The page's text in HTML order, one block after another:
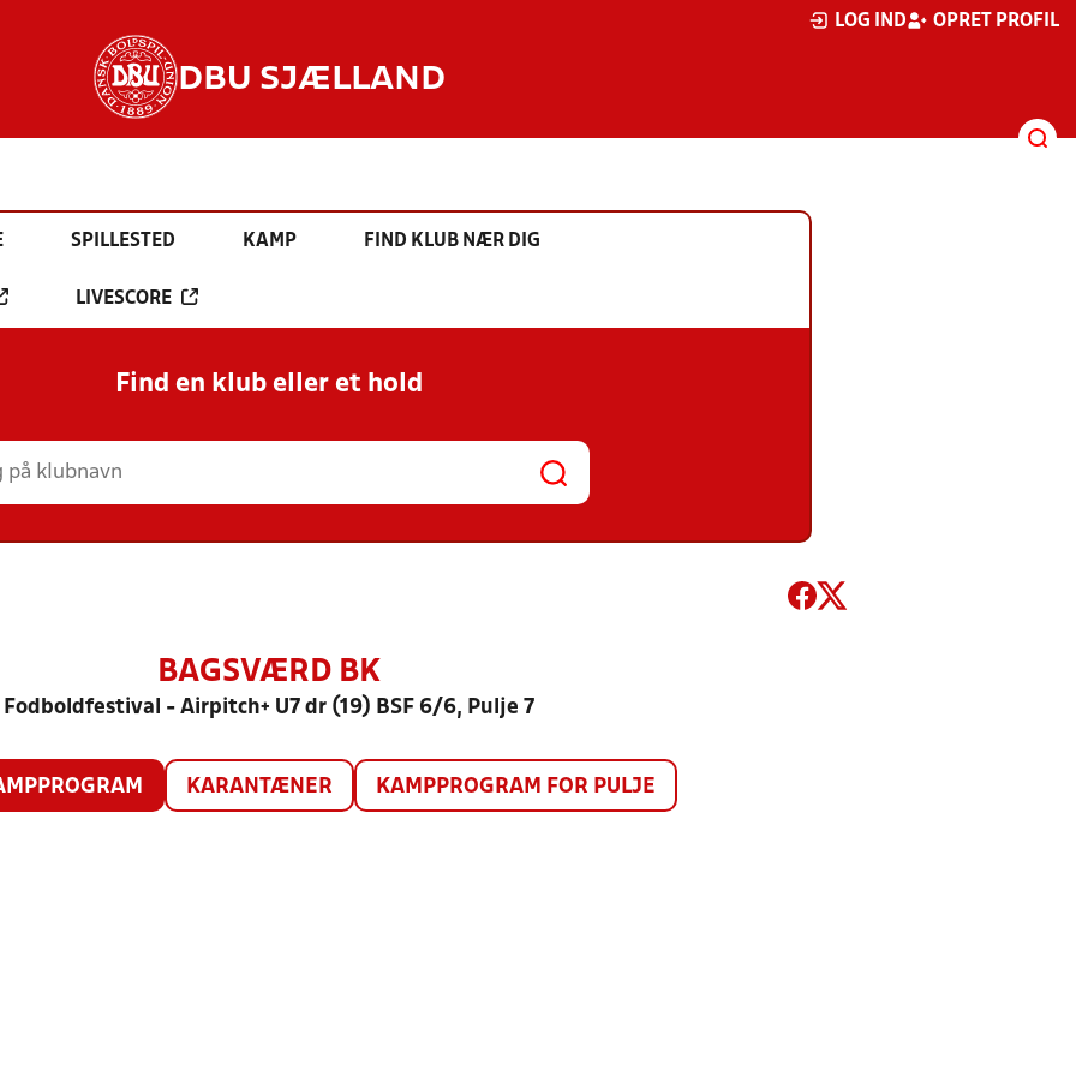
LOG IND OPRET PROFIL
DBU SJÆLLAND
SPILLESTED KAMP FIND KLUB NÆR DIG
LIVESCORE
Find en klub eller et hold
BAGSVÆRD BK
Fodboldfestival - Airpitch+ U7 dr (19) BSF 6/6, Pulje 7
KARANTÆNER KAMPPROGRAM FOR PULJE